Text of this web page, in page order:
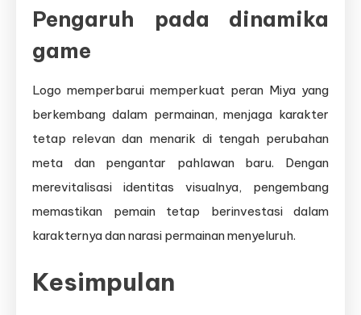
Pengaruh pada dinamika
game
Logo memperbarui memperkuat peran Miya yang
berkembang dalam permainan, menjaga karakter
tetap relevan dan menarik di tengah perubahan
meta dan pengantar pahlawan baru. Dengan
merevitalisasi identitas visualnya, pengembang
memastikan pemain tetap berinvestasi dalam
karakternya dan narasi permainan menyeluruh.
Kesimpulan